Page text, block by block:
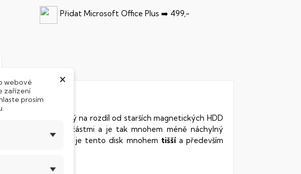
Přidat Microsoft Office Plus ➡️ 499,-
Drive) diskem, který na rozdíl od starších magnetických HDD
pohyblivými součástmi a je tak mnohem méně náchylný
soustavy je tento disk mnohem tišší a především
×
webové
zařízení
prosím